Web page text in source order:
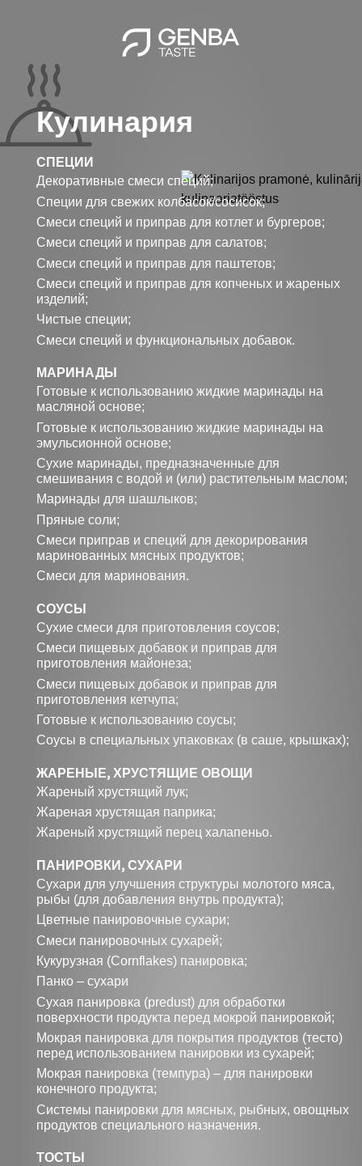
содержанию
Кулинария
СПЕЦИИ
Декоративные смеси специй;
Специи для свежих колбасок/сосисок;
Смеси специй и приправ для котлет и бургеров;
Смеси специй и приправ для салатов;
Смеси специй и приправ для паштетов;
Смеси специй и приправ для копченых и жареных
изделий;
Чистые специи;
Смеси специй и функциональных добавок.
МАРИНАДЫ
Готовые к использованию жидкие маринады на
масляной основе;
Готовые к использованию жидкие маринады на
эмульсионной основе;
Сухие маринады, предназначенные для
смешивания с водой и (или) растительным маслом;
Маринады для шашлыков;
Пряные соли;
Смеси приправ и специй для декорирования
маринованных мясных продуктов;
Смеси для маринования.
СОУСЫ
Сухие смеси для приготовления соусов;
Смеси пищевых добавок и приправ для
приготовления майонеза;
Смеси пищевых добавок и приправ для
приготовления кетчупа;
Готовые к использованию соусы;
Соусы в специальных упаковках (в саше, крышках);
ЖАРЕНЫЕ, ХРУСТЯЩИЕ ОВОЩИ
Жареный хрустящий лук;
Жареная хрустящая паприка;
Жареный хрустящий перец халапеньо.
ПАНИРОВКИ, СУХАРИ
Сухари для улучшения структуры молотого мяса,
рыбы (для добавления внутрь продукта);
Цветные панировочные сухари;
Смеси панировочных сухарей;
Кукурузная (Cornflakes) панировка;
Панко – сухари
Сухая панировка (predust) для обработки
поверхности продукта перед мокрой панировкой;
Мокрая панировка для покрытия продуктов (тесто)
перед использованием панировки из сухарей;
Мокрая панировка (темпура) – для панировки
конечного продукта;
Системы панировки для мясных, рыбных, овощных
продуктов специального назначения.
ТОСТЫ